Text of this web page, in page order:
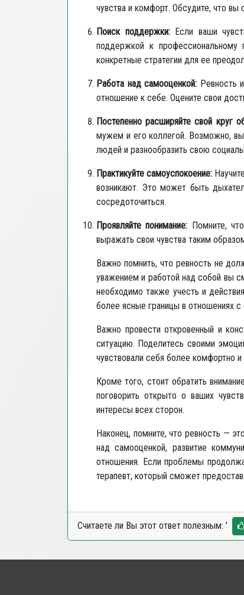
чувства и комфорт. Обсудите, что
Поиск поддержки: Если ваши
поддержкой к профессиональному
конкретные стратегии для ее
Работа над самооценкой: Ревность
отношение к себе. Оцените свои
Постепенно расширяйте свой круг
мужем и его коллегой. Возможно,
людей и разнообразить свою
Практикуйте самоуспокоение:
возникают. Это может быть
сосредоточиться.
Проявляйте понимание: Помните,
выражать свои чувства таким
Важно помнить, что ревность не
уважением и работой над собой вы
необходимо также учесть и
более ясные границы в отношениях с
Важно провести откровенный и
ситуацию. Поделитесь своими
чувствовали себя более комфортно
Кроме того, стоит обратить
поговорить открыто о ваших
интересы всех сторон.
Наконец, помните, что ревность —
над самооценкой, развитие
отношения. Если проблемы
терапевт, который сможет
Считаете ли Вы этот ответ полезным: '